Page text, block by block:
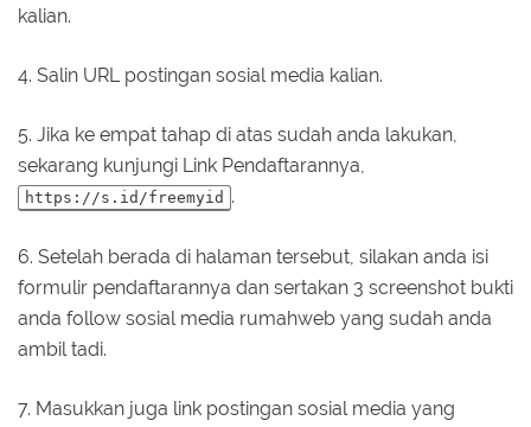
kalian.
4. Salin URL postingan sosial media kalian.
5. Jika ke empat tahap di atas sudah anda lakukan,
sekarang kunjungi Link Pendaftarannya,
https://s.id/freemyid .
6. Setelah berada di halaman tersebut, silakan anda isi
formulir pendaftarannya dan sertakan 3 screenshot bukti
anda follow sosial media rumahweb yang sudah anda
ambil tadi.
7. Masukkan juga link postingan sosial media yang